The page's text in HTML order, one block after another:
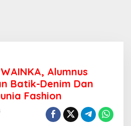
Alumnus
Batik-Denim Dan
Fashion